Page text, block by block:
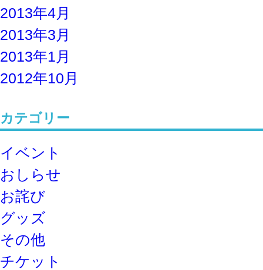
2013年4月
2013年3月
2013年1月
2012年10月
カテゴリー
イベント
おしらせ
お詫び
グッズ
その他
チケット